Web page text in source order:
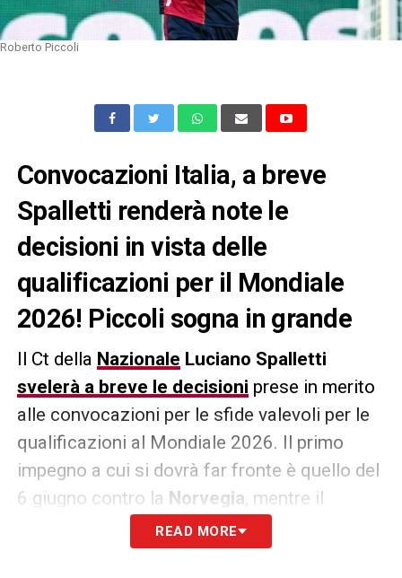
Roberto Piccoli
Convocazioni Italia, a breve
Spalletti renderà note le
decisioni in vista delle
qualificazioni per il Mondiale
2026! Piccoli sogna in grande
Il Ct della Nazionale Luciano Spalletti
svelerà a breve le decisioni prese in merito
alle convocazioni per le sfide valevoli per le
qualificazioni al Mondiale 2026. Il primo
impegno a cui si dovrà far fronte è quello del
6 giugno contro la Norvegia, mentre il
secondo il 9 del medesimo mese con la
. L’attaccante delCagliari
READ MORE